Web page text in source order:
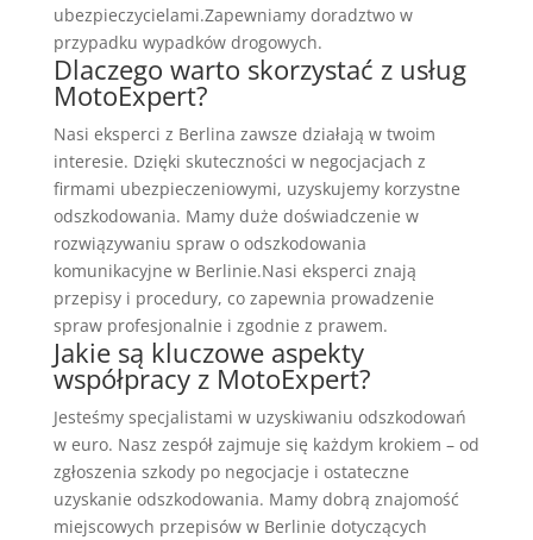
ubezpieczycielami.Zapewniamy doradztwo w
przypadku wypadków drogowych.
Dlaczego warto skorzystać z usług
MotoExpert?
Nasi eksperci z Berlina zawsze działają w twoim
interesie. Dzięki skuteczności w negocjacjach z
firmami ubezpieczeniowymi, uzyskujemy korzystne
odszkodowania. Mamy duże doświadczenie w
rozwiązywaniu spraw o odszkodowania
komunikacyjne w Berlinie.Nasi eksperci znają
przepisy i procedury, co zapewnia prowadzenie
spraw profesjonalnie i zgodnie z prawem.
Jakie są kluczowe aspekty
współpracy z MotoExpert?
Jesteśmy specjalistami w uzyskiwaniu odszkodowań
w euro. Nasz zespół zajmuje się każdym krokiem – od
zgłoszenia szkody po negocjacje i ostateczne
uzyskanie odszkodowania. Mamy dobrą znajomość
miejscowych przepisów w Berlinie dotyczących